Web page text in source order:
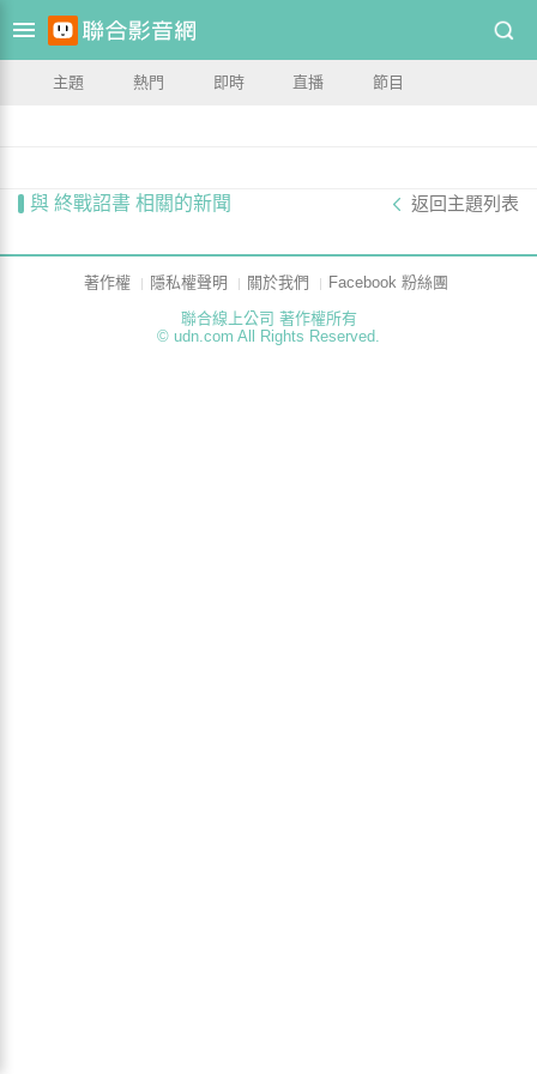
主題 熱門 即時 直播 節目
與 終戰詔書 相關的新聞 返回主題列表
著作權 隱私權聲明 關於我們
Facebook 粉絲團
聯合線上公司 著作權所有
© udn.com All Rights Reserved.